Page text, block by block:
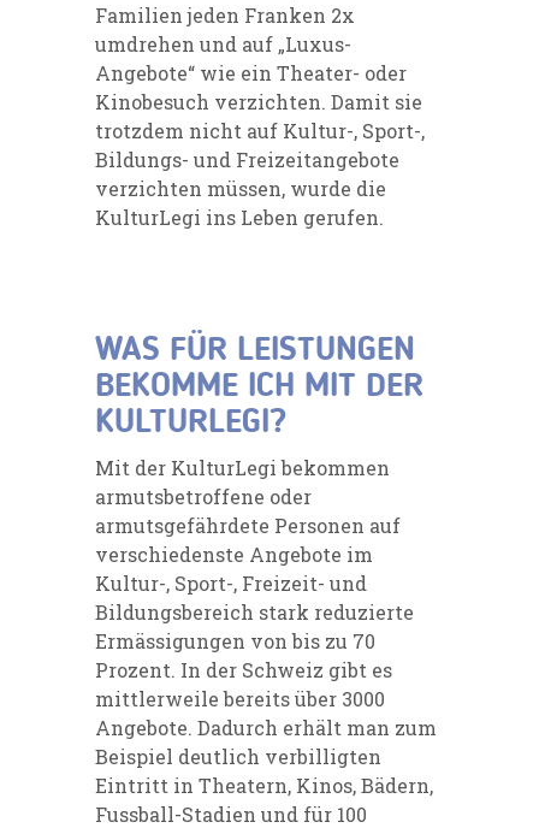
Familien jeden Franken 2x
umdrehen und auf „Luxus-
Angebote“ wie ein Theater- oder
Kinobesuch verzichten. Damit sie
trotzdem nicht auf Kultur-, Sport-,
Bildungs- und Freizeitangebote
verzichten müssen, wurde die
KulturLegi ins Leben gerufen.
WAS FÜR LEISTUNGEN
BEKOMME ICH MIT DER
KULTURLEGI?
Mit der KulturLegi bekommen
armutsbetroffene oder
armutsgefährdete Personen auf
verschiedenste Angebote im
Kultur-, Sport-, Freizeit- und
Bildungsbereich stark reduzierte
Ermässigungen von bis zu 70
Prozent. In der Schweiz gibt es
mittlerweile bereits über 3000
Angebote. Dadurch erhält man zum
Beispiel deutlich verbilligten
Eintritt in Theatern, Kinos, Bädern,
Fussball-Stadien und für 100